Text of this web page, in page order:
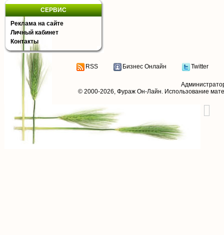
СЕРВИС
Реклама на сайте
Личный кабинет
Контакты
RSS Бизнес Онлайн Twitter
© 2000-2026, Фураж Он-Лайн. Использование